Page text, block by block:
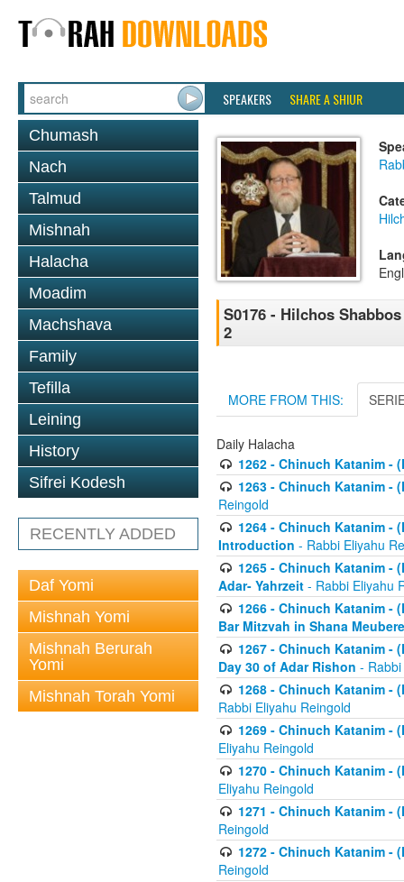
SPEAKERS SHARE A SHIUR
Chumash
Nach
Talmud
Mishnah
Halacha
Moadim
Machshava
Family
Tefilla
Leining
History
Sifrei Kodesh
RECENTLY ADDED
Daf Yomi
Mishnah Yomi
Mishnah Berurah
Yomi
Mishnah Torah Yomi
S0176 - Hilchos
2
MORE FROM THIS:
Daily Halacha
1262 - Chinuch Katanim -
1263 - Chinuch Katanim -
Reingold
1264 - Chinuch Katanim -
Introduction - Rabbi Eliyahu
1265 - Chinuch Katanim -
Adar- Yahrzeit - Rabbi Eliyahu
1266 - Chinuch Katanim -
Bar Mitzvah in Shana
1267 - Chinuch Katanim -
Day 30 of Adar Rishon -
1268 - Chinuch Katanim -
Rabbi Eliyahu Reingold
1269 - Chinuch Katanim -
Eliyahu Reingold
1270 - Chinuch Katanim -
Eliyahu Reingold
1271 - Chinuch Katanim -
Reingold
1272 - Chinuch Katanim -
Reingold